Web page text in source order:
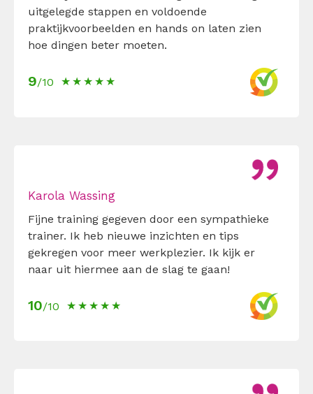
uitgelegde stappen en voldoende
praktijkvoorbeelden en hands on laten zien
hoe dingen beter moeten.
9/10
Karola Wassing
Fijne training gegeven door een sympathieke
trainer. Ik heb nieuwe inzichten en tips
gekregen voor meer werkplezier. Ik kijk er
naar uit hiermee aan de slag te gaan!
10/10